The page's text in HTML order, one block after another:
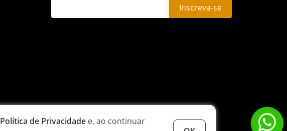
Política de Privacidade e, ao continuar